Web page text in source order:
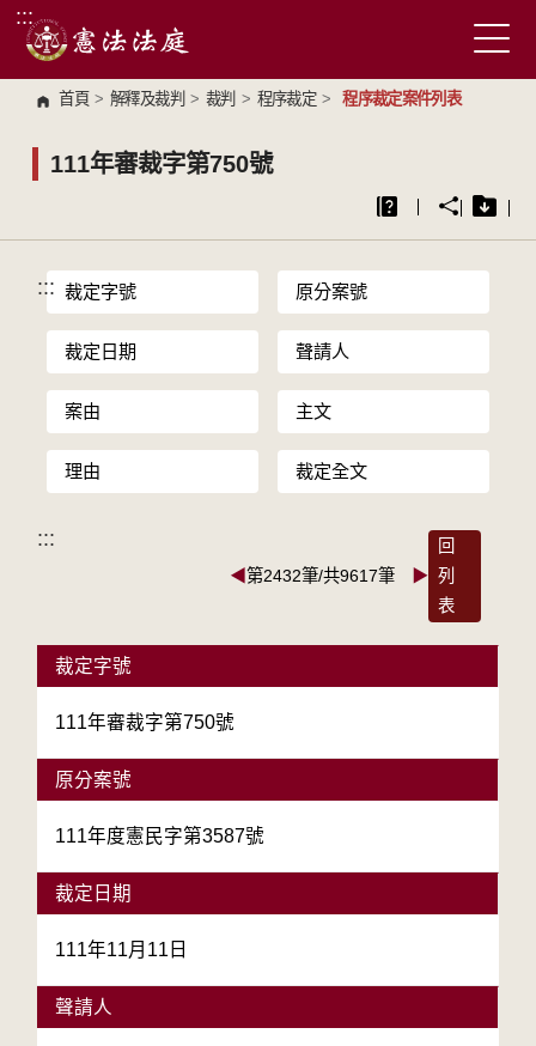
跳到主要內容區塊
:::
首頁 > 解釋及裁判 > 裁判 > 程序裁定 > 程序裁定案件列表
111年審裁字第750號
::: 裁定字號 原分案號
裁定日期 聲請人
案由 主文
理由 裁定全文
:::
◀第2432筆/共9617筆 ▶
回
列
表
裁定字號
111年審裁字第750號
原分案號
111年度憲民字第3587號
裁定日期
111年11月11日
聲請人